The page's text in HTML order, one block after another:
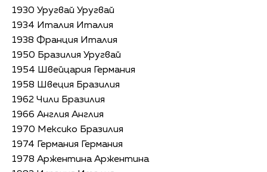
1930 Уругвай Уругвай
1934 Италия Италия
1938 Франция Италия
1950 Бразилия Уругвай
1954 Швейцария Германия
1958 Швеция Бразилия
1962 Чили Бразилия
1966 Англия Англия
1970 Мексико Бразилия
1974 Германия Германия
1978 Аржентина Аржентина